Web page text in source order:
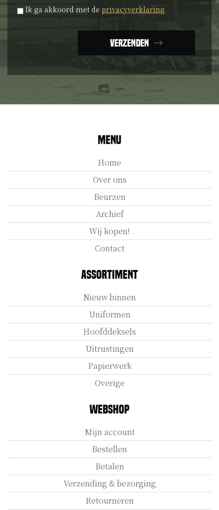
Privacyverklaring *
Ik ga akkoord met de privacyverklaring
Verzenden
Menu
Home
Over ons
Beurzen
Archief
Wij kopen!
Contact
Assortiment
Nieuw binnen
Uniformen
Hoofddeksels
Uitrustingen
Papierwerk
Overige
Webshop
Mijn account
Bestellen
Betalen
Verzending & bezorging
Retourneren